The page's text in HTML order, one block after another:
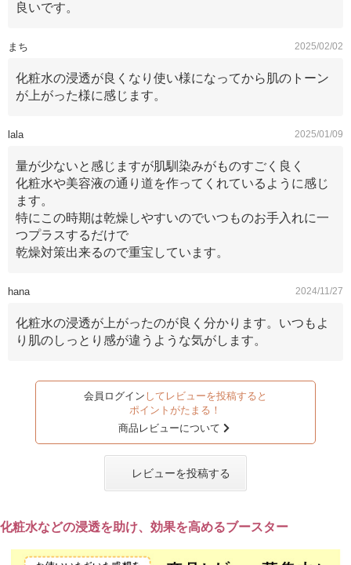
良いです。
まち 2025/02/02
化粧水の浸透が良くなり使い様になってから肌のトーン
が上がった様に感じます。
lala 2025/01/09
量が少ないと感じますが肌馴染みがものすごく良く
化粧水や美容液の通り道を作ってくれているように感じ
ます。
特にこの時期は乾燥しやすいのでいつものお手入れに一
つプラスするだけで
乾燥対策出来るので重宝しています。
hana 2024/11/27
化粧水の浸透が上がったのが良く分かります。いつもよ
り肌のしっとり感が違うような気がします。
会員ログイン してレビューを投稿すると
ポイントがたまる！
商品レビューについて
レビューを投稿する
化粧水などの浸透を助け、効果を高めるブースター